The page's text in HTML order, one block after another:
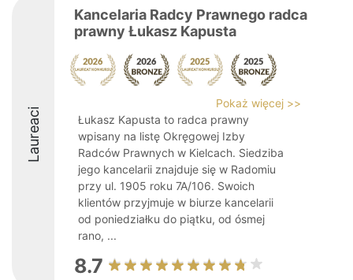
Laureaci
Kancelaria Radcy Prawnego radca
prawny Łukasz Kapusta
Pokaż więcej >>
Łukasz Kapusta to radca prawny
wpisany na listę Okręgowej Izby
Radców Prawnych w Kielcach. Siedziba
jego kancelarii znajduje się w Radomiu
przy ul. 1905 roku 7A/106. Swoich
klientów przyjmuje w biurze kancelarii
od poniedziałku do piątku, od ósmej
rano, ...
8.7